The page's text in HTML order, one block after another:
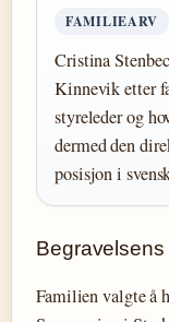
FAMILIEARV
Cristina
Kinnevik etter
styreleder og
dermed den
posisjon i
Begravelsens
Familien valgte å